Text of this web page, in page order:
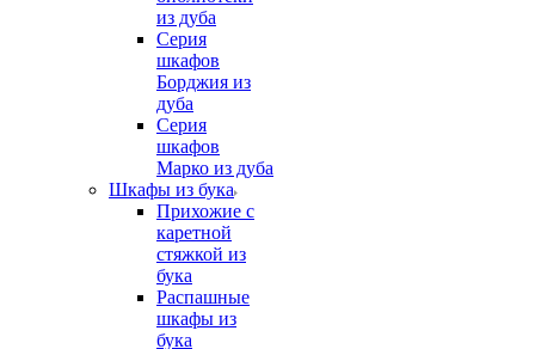
из дуба
Серия
шкафов
Борджия из
дуба
Серия
шкафов
Марко из дуба
Шкафы из бука
Прихожие с
каретной
стяжкой из
бука
Распашные
шкафы из
бука